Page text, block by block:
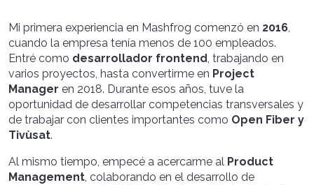
Mi primera experiencia en Mashfrog comenzó en 2016,
cuando la empresa tenía menos de 100 empleados.
Entré como desarrollador frontend, trabajando en
varios proyectos, hasta convertirme en Project
Manager en 2018. Durante esos años, tuve la
oportunidad de desarrollar competencias transversales y
de trabajar con clientes importantes como Open Fiber y
Tivùsat.
Al mismo tiempo, empecé a acercarme al Product
Management, colaborando en el desarrollo de